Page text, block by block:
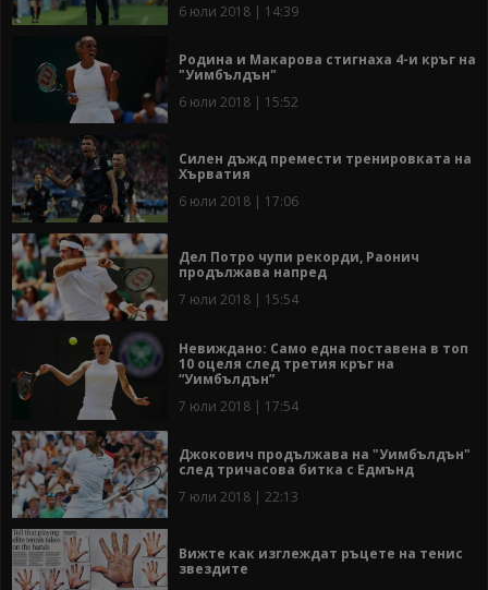
6 юли 2018 | 14:39
Родина и Макарова стигнаха 4-и кръг на
"Уимбълдън"
6 юли 2018 | 15:52
Силен дъжд премести тренировката на
Хърватия
6 юли 2018 | 17:06
Дел Потро чупи рекорди, Раонич
продължава напред
7 юли 2018 | 15:54
Невиждано: Само една поставена в топ
10 оцеля след третия кръг на
“Уимбълдън”
7 юли 2018 | 17:54
Джокович продължава на "Уимбълдън"
след тричасова битка с Едмънд
7 юли 2018 | 22:13
Вижте как изглеждат ръцете на тенис
звездите